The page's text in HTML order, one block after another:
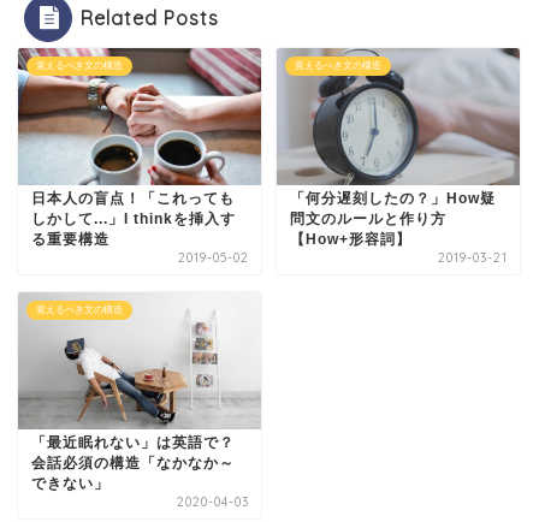
Related Posts
覚えるべき文の構造
日本人の盲点！「これっても
しかして...」I thinkを挿入す
る重要構造
2019-05-02
覚えるべき文の構造
「何分遅刻したの？」How疑
問文のルールと作り方
【How+形容詞】
2019-03-21
覚えるべき文の構造
「最近眠れない」は英語で？
会話必須の構造「なかなか～
できない」
2020-04-03